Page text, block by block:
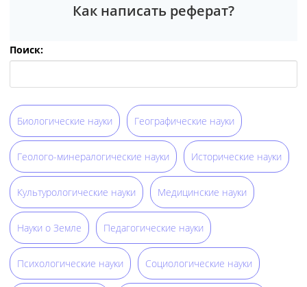
Как написать реферат?
Поиск:
Биологические науки Географические науки
Геолого-минералогические науки Исторические науки
Культурологические науки Медицинские науки
Науки о Земле Педагогические науки
Психологические науки Социологические науки